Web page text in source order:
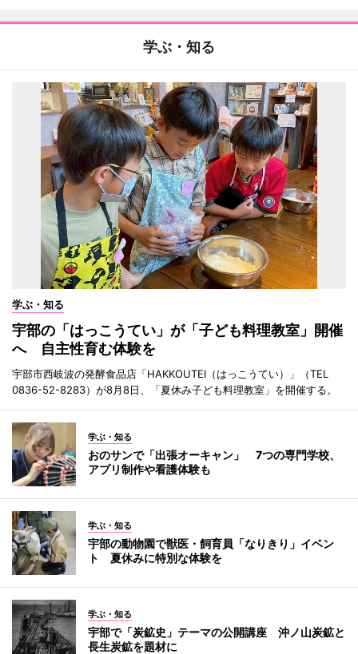
学ぶ・知る
学ぶ・知る
宇部の「はっこうてい」が「子ども料理教室」開催
へ 自主性育む体験を
宇部市西岐波の発酵食品店「HAKKOUTEI（はっこうてい）」（TEL
0836-52-8283）が8月8日、「夏休み子ども料理教室」を開催する。
学ぶ・知る
おのサンで「出張オーキャン」 7つの専門学校、
アプリ制作や看護体験も
学ぶ・知る
宇部の動物園で獣医・飼育員「なりきり」イベン
ト 夏休みに特別な体験を
学ぶ・知る
宇部で「炭鉱史」テーマの公開講座 沖ノ山炭鉱と
長生炭鉱を題材に